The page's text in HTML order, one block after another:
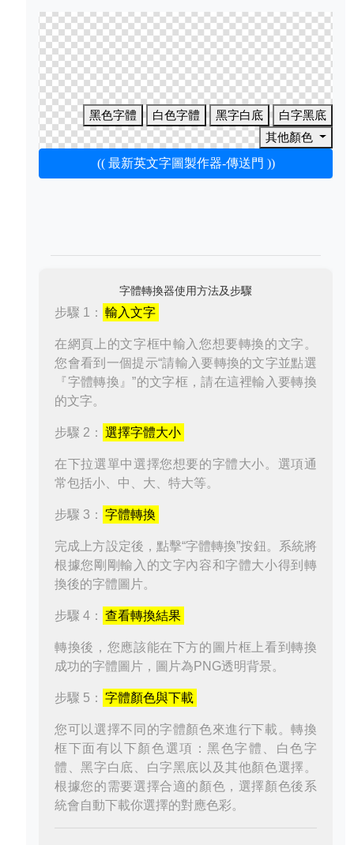
黑色字體 白色字體 黑字白底
白字黑底
其他顏色
(( 最新英文字圖製作器-傳送門 ))
字體轉換器使用方法及步驟
步驟 1： 輸入文字
在網頁上的文字框中輸入您想要轉換的文字。
您會看到一個提示“請輸入要轉換的文字並點選
『字體轉換』”的文字框，請在這裡輸入要轉換
的文字。
步驟 2： 選擇字體大小
在下拉選單中選擇您想要的字體大小。選項通
常包括小、中、大、特大等。
步驟 3： 字體轉換
完成上方設定後，點擊“字體轉換”按鈕。系統將
根據您剛剛輸入的文字內容和字體大小得到轉
換後的字體圖片。
步驟 4： 查看轉換結果
轉換後，您應該能在下方的圖片框上看到轉換
成功的字體圖片，圖片為PNG透明背景。
步驟 5： 字體顏色與下載
您可以選擇不同的字體顏色來進行下載。轉換
框下面有以下顏色選項：黑色字體、白色字
體、黑字白底、白字黑底以及其他顏色選擇。
根據您的需要選擇合適的顏色，選擇顏色後系
統會自動下載你選擇的對應色彩。